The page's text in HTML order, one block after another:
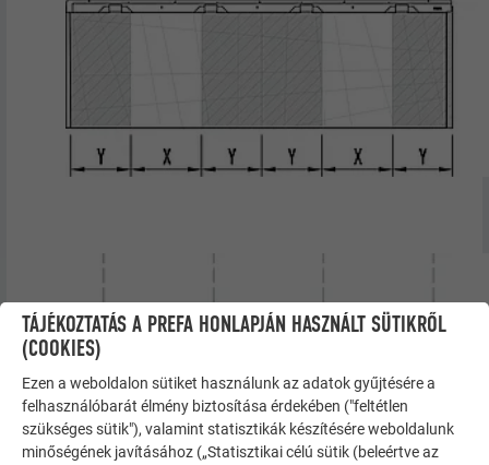
TÁJÉKOZTATÁS A PREFA HONLAPJÁN HASZNÁLT SÜTIKRŐL
(COOKIES)
Ezen a weboldalon sütiket használunk az adatok gyűjtésére a
felhasználóbarát élmény biztosítása érdekében ("feltétlen
szükséges sütik"), valamint statisztikák készítésére weboldalunk
minőségének javításához („Statisztikai célú sütik (beleértve az